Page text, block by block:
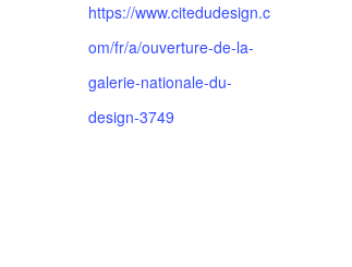
https://www.citedudesign.c
om/fr/a/ouverture-de-la-
galerie-nationale-du-
design-3749